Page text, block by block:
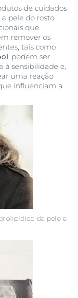
da pele e
de cuidados
pele do rosto
que
remover os
tais como
, podem ser
à sensibilidade e,
uma reação
influenciam a